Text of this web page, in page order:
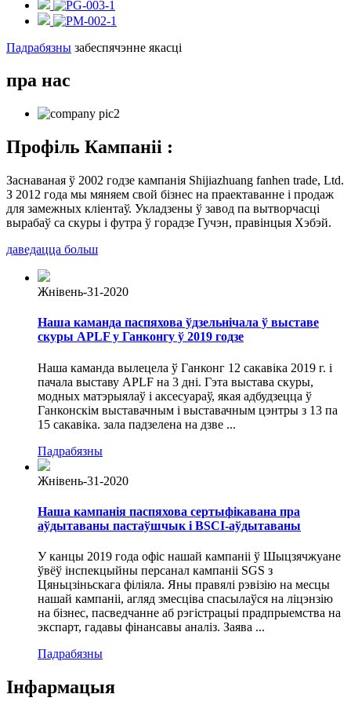
Падрабязны забеспячэнне якасці
пра нас
Профіль Кампаніі :
Заснаваная ў 2002 годзе кампанія Shijiazhuang fanhen trade, Ltd.
З 2012 года мы мяняем свой бізнес на праектаванне і продаж
для замежных кліентаў. Укладзены ў завод па вытворчасці
вырабаў са скуры і футра ў горадзе Гучэн, правінцыя Хэбэй.
даведацца больш
Жнівень-31-2020
Наша каманда паспяхова ўдзельнічала ў выставе
скуры APLF у Ганконгу ў 2019 годзе
Наша каманда вылецела ў Ганконг 12 сакавіка 2019 г. і
пачала выставу APLF на 3 дні. Гэта выстава скуры,
модных матэрыялаў і аксесуараў, якая адбудзецца ў
Ганконскім выставачным і выставачным цэнтры з 13 па
15 сакавіка. зала падзелена на дзве ...
Падрабязны
Жнівень-31-2020
Наша кампанія паспяхова сертыфікавана пра
аўдытаваны пастаўшчык і BSCI-аўдытаваны
У канцы 2019 года офіс нашай кампаніі ў Шыцзячжуане
ўвёў інспекцыйны персанал кампаніі SGS з
Цяньцзіньскага філіяла. Яны правялі рэвізію на месцы
нашай кампаніі, агляд змесціва спасылаўся на ліцэнзію
на бізнес, пасведчанне аб рэгістрацыі прадпрыемства на
экспарт, гадавы фінансавы аналіз. Заява ...
Падрабязны
Інфармацыя